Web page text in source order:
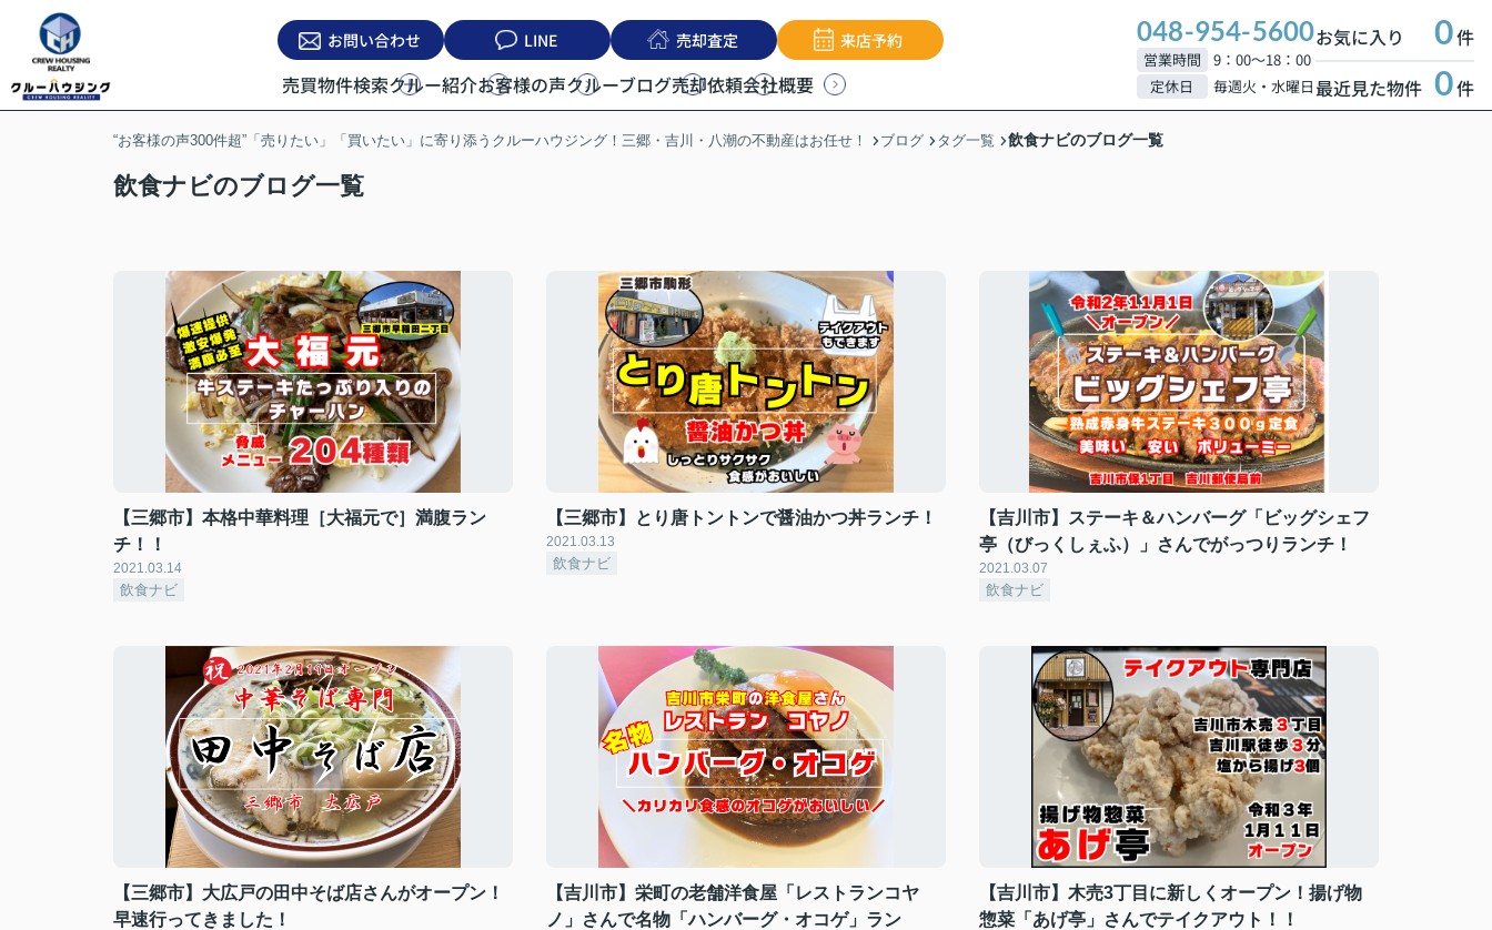
お問い合わせ LINE 売却査定 来店予約
売買物件検索クルー紹介お客様の声クルーブログ売却依頼会社概要
048-954-5600
営業時間
9：00～18：00
定休日
毎週火・水曜日
お気に入り 0件
最近見た物件 0件
“お客様の声300件超”「売りたい」「買いたい」に寄り添うクルーハウジング！三郷・吉川・八潮の不動産はお任せ！ ブログ タグ一覧 飲食ナビのブログ一覧
飲食ナビのブログ一覧
【三郷市】本格中華料理［大福元で］満腹ラン
チ！！
2021.03.14
飲食ナビ
【三郷市】とり唐トントンで醤油かつ丼ランチ！
2021.03.13
飲食ナビ
【吉川市】ステーキ＆ハンバーグ「ビッグシェフ
亭（びっくしぇふ）」さんでがっつりランチ！
2021.03.07
飲食ナビ
【三郷市】大広戸の田中そば店さんがオープン！
早速行ってきました！
【吉川市】栄町の老舗洋食屋「レストランコヤ
ノ」さんで名物「ハンバーグ・オコゲ」ラン
【吉川市】木売3丁目に新しくオープン！揚げ物
惣菜「あげ亭」さんでテイクアウト！！